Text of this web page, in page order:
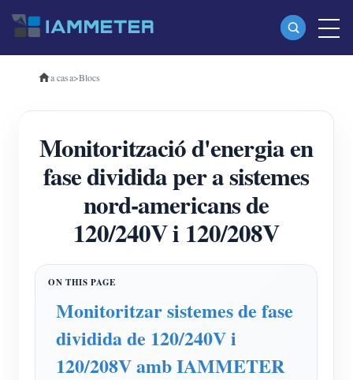
Productes
Mesurador d'energia Wi-Fi trifàsic (WEM3080T)
Mesurador d'energia Wi-Fi trifàsic (WEM3046T)
Mesurador d'energia Wi-Fi trifàsic (WEM3050T)
Controlador d'alimentació WiFi
IAMMETER Cloud Pro
Carregador EV
Simulador IAMMETER
a casa>Blocs
Monitorització d'energia en
fase dividida per a sistemes
nord-americans de
120/240V i 120/208V
Monitoritzar sistemes de fase
dividida de 120/240V i
120/208V amb IAMMETER